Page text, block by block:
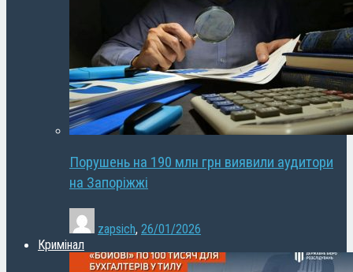
Порушень на 190 млн грн виявили аудитори
на Запоріжжі
zapsich, 26/01/2026
Кримінал